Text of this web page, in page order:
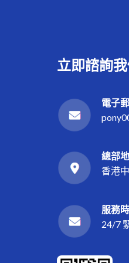
立即諮詢
電子
總部
香港
服務
24/7